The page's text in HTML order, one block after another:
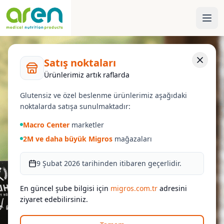
Satış noktaları
Ürünlerimiz artık raflarda
Glutensiz ve özel beslenme ürünlerimiz aşağıdaki
noktalarda satışa sunulmaktadır:
Macro Center marketler
2M ve daha büyük Migros mağazaları
9 Şubat 2026 tarihinden itibaren geçerlidir.
En güncel şube bilgisi için migros.com.tr adresini
ziyaret edebilirsiniz.